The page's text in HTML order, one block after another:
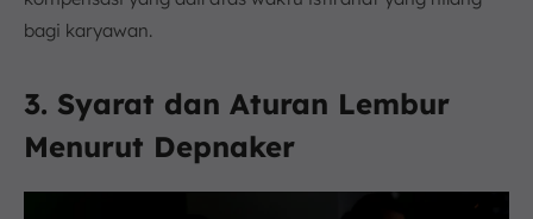
bagi karyawan.
3. Syarat dan Aturan Lembur
Menurut Depnaker